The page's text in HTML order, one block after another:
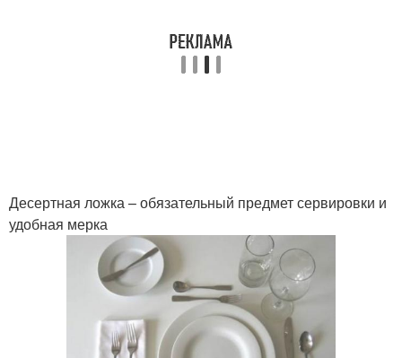
Десертная ложка – обязательный предмет сервировки и
удобная мерка